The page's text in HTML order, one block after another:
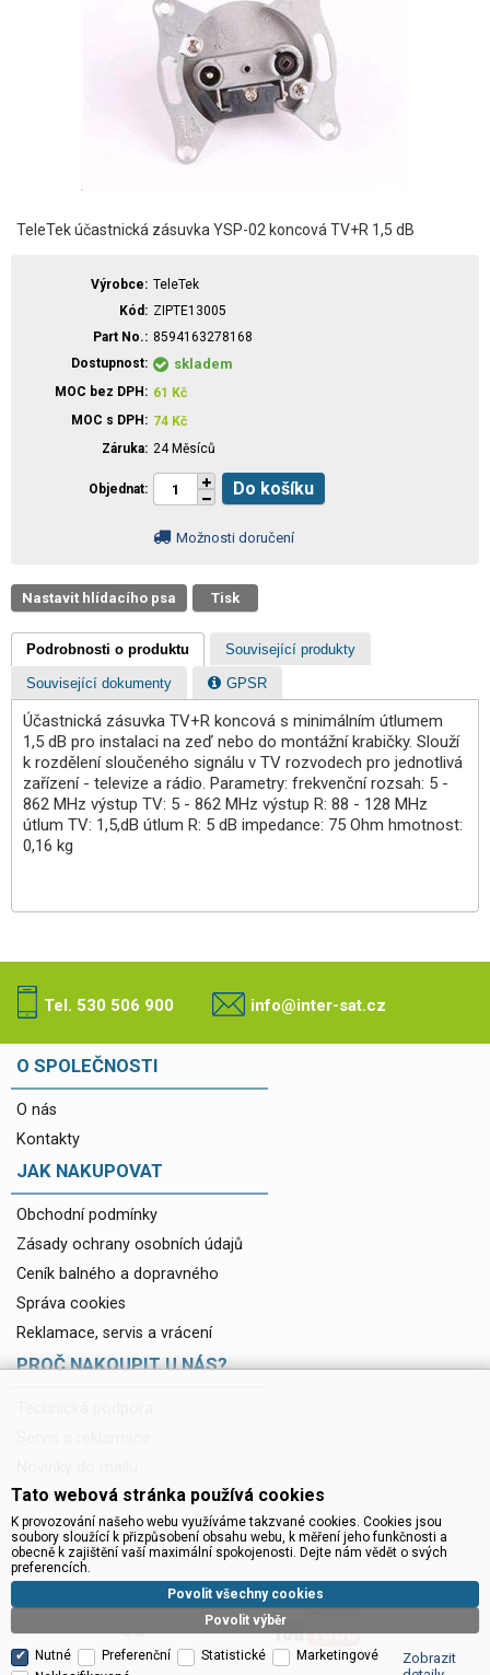
TeleTek účastnická zásuvka YSP-02 koncová TV+R 1,5 dB
Výrobce
TeleTek
Kód
ZIPTE13005
Part No.
8594163278168
Dostupnost
skladem
MOC bez DPH 61 Kč
MOC s DPH
74 Kč
Záruka 24 Měsíců
Objednat Do košíku
Možnosti doručení
Nastavit hlídacího psa Tisk
Podrobnosti o produktu Související produkty
Související dokumenty GPSR
Účastnická zásuvka TV+R koncová s minimálním útlumem
1,5 dB pro instalaci na zeď nebo do montážní krabičky. Slouží
k rozdělení sloučeného signálu v TV rozvodech pro jednotlivá
zařízení - televize a rádio. Parametry: frekvenční rozsah: 5 -
862 MHz výstup TV: 5 - 862 MHz výstup R: 88 - 128 MHz
útlum TV: 1,5,dB útlum R: 5 dB impedance: 75 Ohm hmotnost:
0,16 kg
Tel. 530 506 900 info@inter-sat.cz
O SPOLEČNOSTI
O nás
Kontakty
JAK NAKUPOVAT
Obchodní podmínky
Zásady ochrany osobních údajů
Ceník balného a dopravného
Správa cookies
Reklamace, servis a vrácení
PROČ NAKOUPIT U NÁS?
Ke stažení
Tato webová stránka používá cookies
K provozování našeho webu využíváme takzvané cookies. Cookies jsou
soubory sloužící k přizpůsobení obsahu webu, k měření jeho funkčnosti a
obecně k zajištění vaší maximální spokojenosti. Dejte nám vědět o svých
preferencích.
Povolit výběr
Povolit všechny cookies
Nutné Preferenční Statistické
Marketingové
Zobrazit